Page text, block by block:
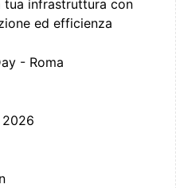
tua infrastruttura con
ed efficienza
- Roma